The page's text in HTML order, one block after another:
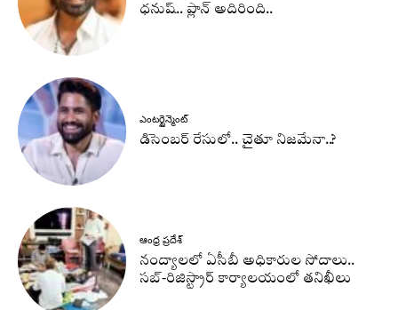
ధనుష్‌.. ప్లాన్ అదిరింది..
ఎంటర్టైన్మెంట్
డిసెంబర్ రేసులో.. చైతూ నిజమేనా..?
ఆంధ్ర ప్రదేశ్
నంద్యాలలో ఏసీబీ అధికారుల సోదాలు..
సబ్-రిజిస్ట్రార్ కార్యాలయంలో తనిఖీలు